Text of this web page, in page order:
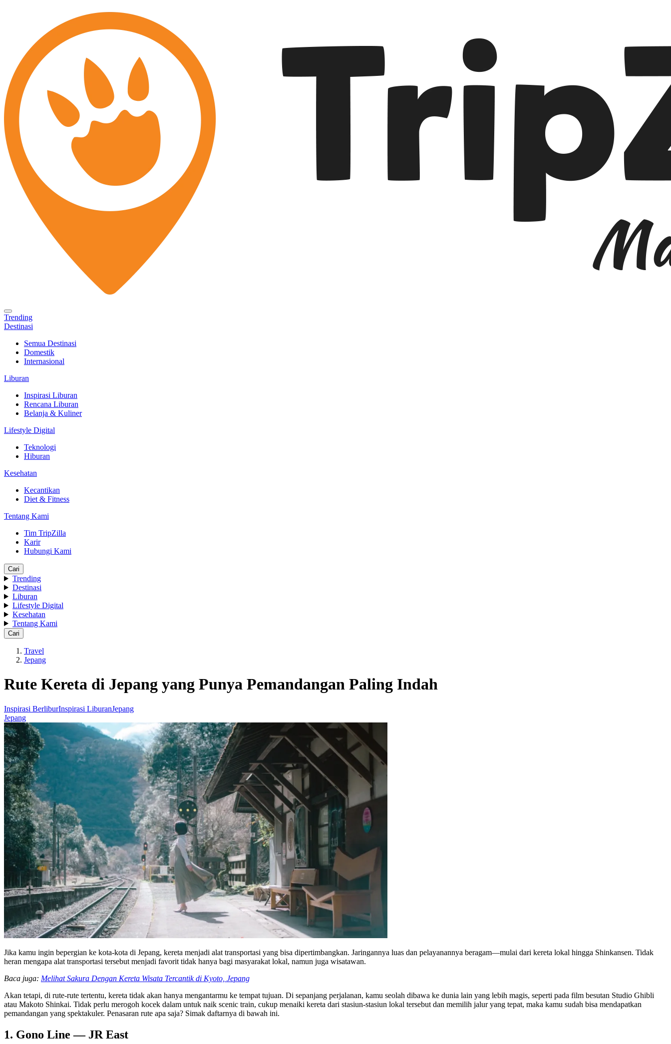
Trending
Destinasi
Semua Destinasi
Domestik
Internasional
Liburan
Inspirasi Liburan
Rencana Liburan
Belanja & Kuliner
Lifestyle Digital
Teknologi
Hiburan
Kesehatan
Kecantikan
Diet & Fitness
Tentang Kami
Tim TripZilla
Karir
Hubungi Kami
Cari
Trending
Destinasi
Liburan
Lifestyle Digital
Kesehatan
Tentang Kami
Cari
Travel
Jepang
Rute Kereta di Jepang yang Punya Pemandangan Paling Indah
Inspirasi BerliburInspirasi LiburanJepang
Jepang
Jika kamu ingin bepergian ke kota-kota di Jepang, kereta menjadi alat transportasi yang bisa dipertimbangkan. Jaringannya luas dan pelayanannya beragam—mulai dari kereta lokal hingga Shinkansen. Tidak
heran mengapa alat transportasi tersebut menjadi favorit tidak hanya bagi masyarakat lokal, namun juga wisatawan.
Baca juga: Melihat Sakura Dengan Kereta Wisata Tercantik di Kyoto, Jepang
Akan tetapi, di rute-rute tertentu, kereta tidak akan hanya mengantarmu ke tempat tujuan. Di sepanjang perjalanan, kamu seolah dibawa ke dunia lain yang lebih magis, seperti pada film besutan Studio Ghibli
atau Makoto Shinkai. Tidak perlu merogoh kocek dalam untuk naik scenic train, cukup menaiki kereta dari stasiun-stasiun lokal tersebut dan memilih jalur yang tepat, maka kamu sudah bisa mendapatkan
pemandangan yang spektakuler. Penasaran rute apa saja? Simak daftarnya di bawah ini.
1. Gono Line — JR East